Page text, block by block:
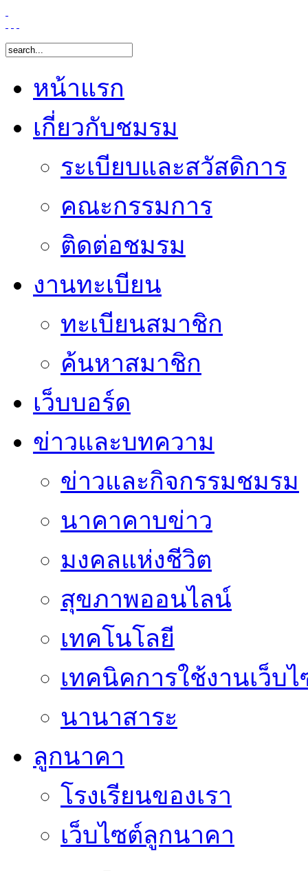
หน้าแรก
เกี่ยวกับชมรม
ระเบียบและสวัสดิการ
คณะกรรมการ
ติดต่อชมรม
งานทะเบียน
ทะเบียนสมาชิก
ค้นหาสมาชิก
เว็บบอร์ด
ข่าวและบทความ
ข่าวและกิจกรรมชมรม
นาคาคาบข่าว
มงคลแห่งชีวิต
สุขภาพออนไลน์
เทคโนโลยี
เทคนิคการใช้งานเว็บ
นานาสาระ
ลูกนาคา
โรงเรียนของเรา
เว็บไซต์ลูกนาคา